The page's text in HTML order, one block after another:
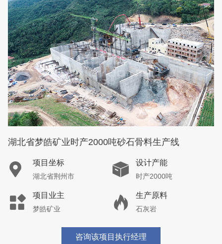
湖北省梦皓矿业时产2000吨砂石骨料生产线
项目坐标
湖北省荆州市
设计产能
时产2000吨
项目业主
梦皓矿业
生产原料
石灰岩
咨询该项目执行经理